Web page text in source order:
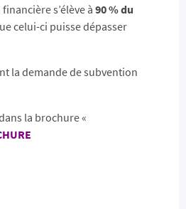
s’élève à 90 % du
celui-ci puisse dépasser
la demande de subvention
la brochure «